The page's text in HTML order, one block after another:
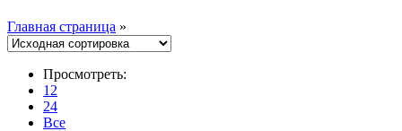
Главная страница »
Просмотреть:
12
24
Все